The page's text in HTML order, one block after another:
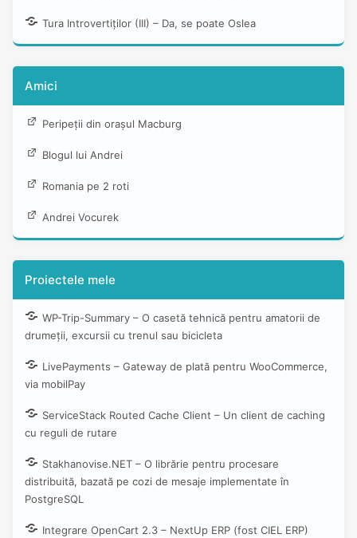
Tura Introvertiților (III) – Da, se poate Oslea
Amici
Peripeții din orașul Macburg
Blogul lui Andrei
Romania pe 2 roti
Andrei Vocurek
Proiectele mele
WP-Trip-Summary – O casetă tehnică pentru amatorii de
drumeții, excursii cu trenul sau bicicleta
LivePayments – Gateway de plată pentru WooCommerce,
via mobilPay
ServiceStack Routed Cache Client – Un client de caching
cu reguli de rutare
Stakhanovise.NET – O librărie pentru procesare
distribuită, bazată pe cozi de mesaje implementate în
PostgreSQL
Integrare OpenCart 2.3 – NextUp ERP (fost CIEL ERP)